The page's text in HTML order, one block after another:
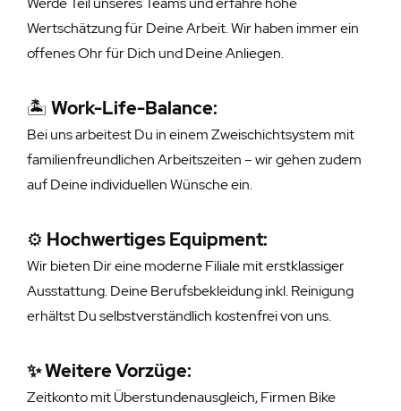
Wertschätzung für Deine Arbeit. Wir haben immer ein
offenes Ohr für Dich und Deine Anliegen.
🏝️ Work-Life-Balance:
Bei uns arbeitest Du in einem Zweischichtsystem mit
familienfreundlichen Arbeitszeiten – wir gehen zudem
auf Deine individuellen Wünsche ein.
⚙️ Hochwertiges Equipment:
Wir bieten Dir eine moderne Filiale mit erstklassiger
Ausstattung. Deine Berufsbekleidung inkl. Reinigung
erhältst Du selbstverständlich kostenfrei von uns.
✨ Weitere Vorzüge:
Zeitkonto mit Überstundenausgleich, Firmen Bike